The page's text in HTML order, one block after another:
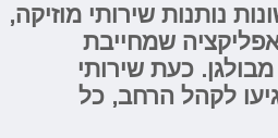
נותנות שירותי מוזיקה,
שמחייבת
כעת שירותי
לקהל הרחב, כל